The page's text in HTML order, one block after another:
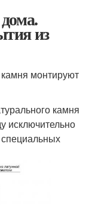
из
монтируют
камня
исключительно